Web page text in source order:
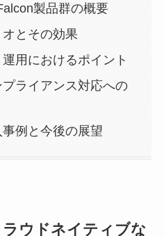
製品群の概要
とその効果
用におけるポイント
ライアンス対応への
例と今後の展望
ウドネイティブな